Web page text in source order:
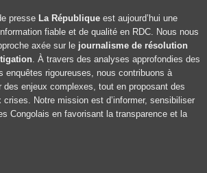
presse La République est aujourd’hui une
fiable et de qualité en RDC. Nous nous
axée sur le journalisme de résolution
. À travers des analyses approfondies des
enquêtes rigoureuses, nous contribuons à
enjeux complexes, tout en proposant des
Notre mission est d’informer, sensibiliser
Congolais en favorisant la transparence et la